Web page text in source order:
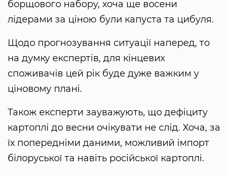
борщового набору, хоча ще восени
лідерами за ціною були капуста та цибуля.
Щодо прогнозування ситуації наперед, то
на думку експертів, для кінцевих
споживачів цей рік буде дуже важким у
ціновому плані.
Також експерти зауважують, що дефіциту
картоплі до весни очікувати не слід. Хоча, за
їх попередніми даними, можливий імпорт
білоруської та навіть російської картоплі.